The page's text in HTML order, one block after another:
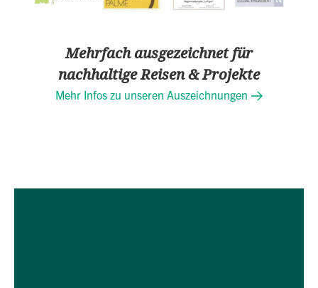
Mehrfach ausgezeichnet für
nachhaltige Reisen & Projekte
Mehr Infos zu unseren Auszeichnungen